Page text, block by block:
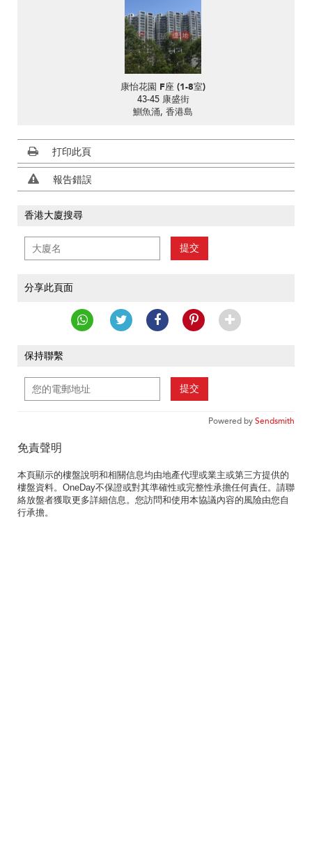
康怡花園 F座 (1-8室)
43-45 康盛街
鰂魚涌, 香港島
打印此頁
報告錯誤
香港大廈搜尋
提交
分享此頁面
保持聯繫
提交
Powered bySendsmith
免責聲明
本頁顯示的樓盤說明和相關信息均由地產代理或業主或第三方提供的
樓盤資料。OneDay不保證或對其準確性或完整性承擔任何責任。請聯
絡放盤者獲取更多詳細信息。您訪問和使用本協議內容的風險由您自
行承擔。